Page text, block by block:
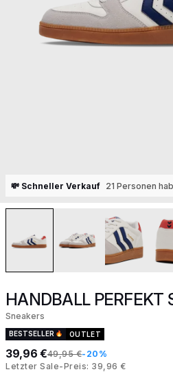
💸 Schneller Verkauf 21 Personen
HANDBALL PERFEKT
Sneakers
BESTSELLER OUTLET
39,96 €49,95 €-20%
Letzter Sale-Preis: 39,96 €